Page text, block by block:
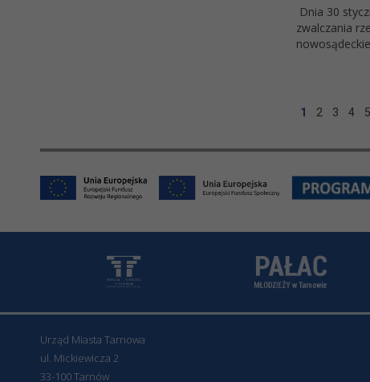
Dnia 30
zwalczania
1 2 3 4 5
Urząd Miasta Tarnowa
ul. Mickiewicza 2
33-100 Tarnów